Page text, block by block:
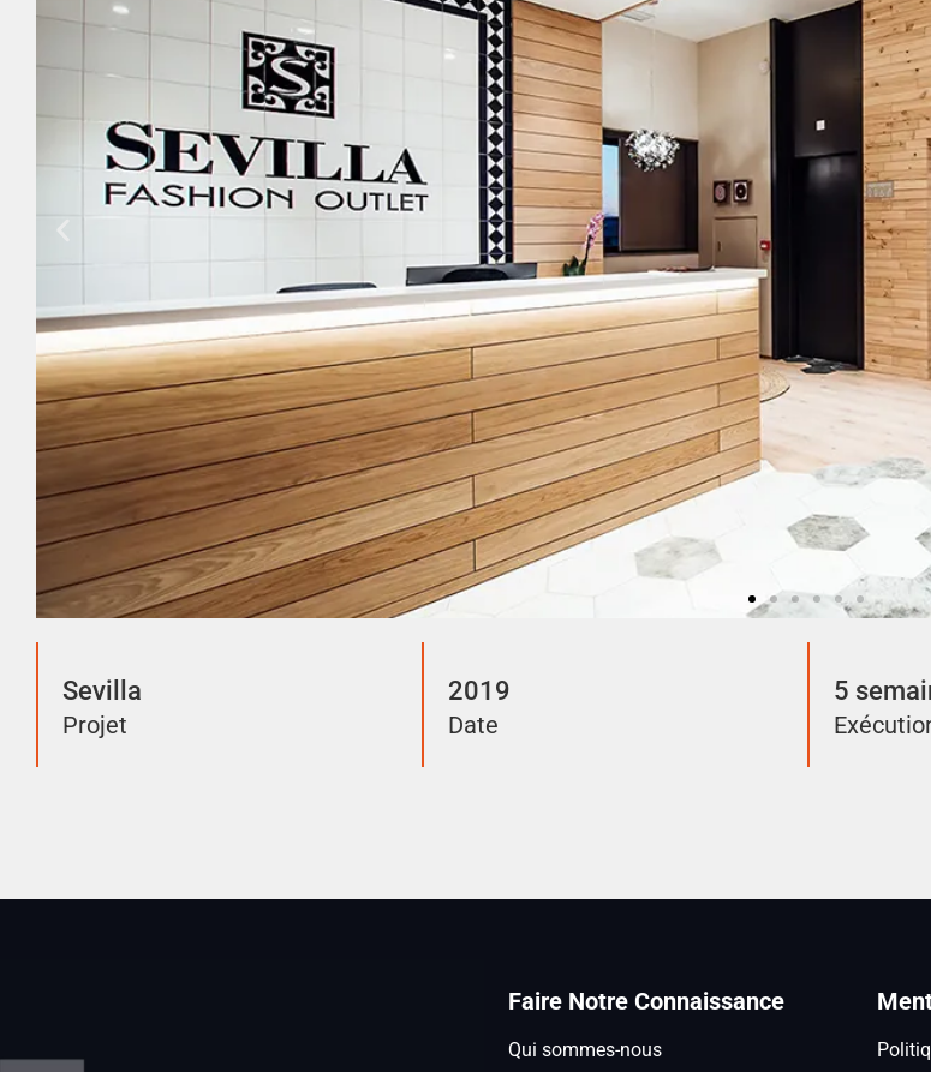
Sevilla
Projet
2019
Date
5
Faire Notre Connaissance
Qui sommes-nous